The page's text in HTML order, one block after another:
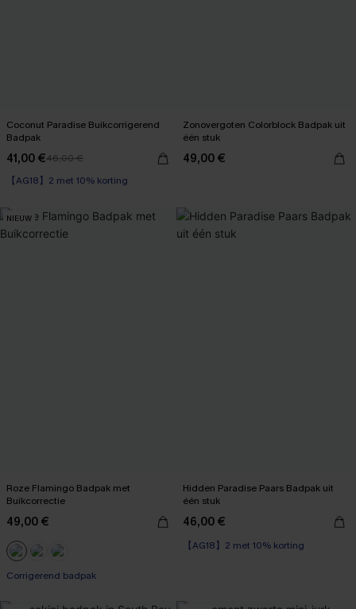
Coconut Paradise Buikcorrigerend
Badpak
41,00 €46,00 €
【AG18】2 met 10% korting
Op voorraad
Zonovergoten Colorblock Badpak uit
één stuk
49,00 €
NIEUW
Roze Flamingo Badpak met
Buikcorrectie
49,00 €
Corrigerend badpak
Hidden Paradise Paars Badpak uit
één stuk
46,00 €
【AG18】2 met 10% korting